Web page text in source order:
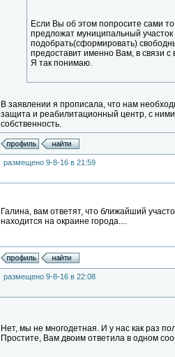
Если Вы об этом попросите сами
предложат муниципальный
подобрать(сформировать)
предоставит именно Вам, в связи
Я так понимаю.
В заявлении я прописала, что нам
защита и реабилитационный центр, с
собственность.
размещено 9-8-16 в 21:59
Галина, вам ответят, что ближайший
находится на окраине города....
размещено 9-8-16 в 22:08
Нет, мы не многодетная. И у нас как раз
Простите, Вам двоим ответила в одном